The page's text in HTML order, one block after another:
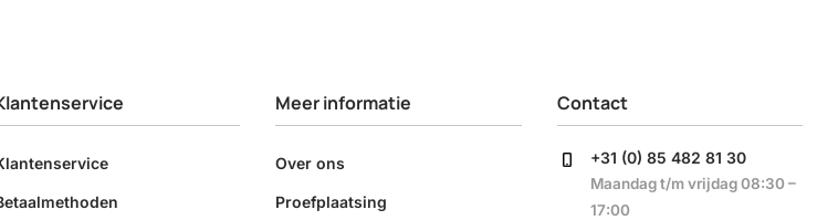
Meer informatie
Over ons
Proefplaatsing
Contact
+31 (0) 85 482 81 30
Maandag t/m vrijdag 08:30 –
17:00